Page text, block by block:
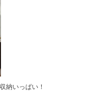
納いっぱい！